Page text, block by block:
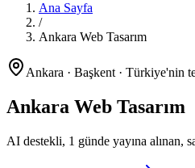
Ana Sayfa
/
Ankara Web Tasarım
Ankara · Başkent · Türkiye'nin
Ankara Web Tasarım
AI destekli, 1 günde yayına alınan,